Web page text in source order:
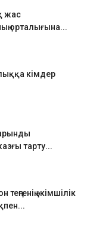
жас
орталығына...
кімдер
тарту...
әкімшілік